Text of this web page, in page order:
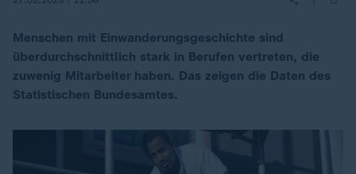
Menschen mit Einwanderungsgeschichte sind
überdurchschnittlich stark in Berufen vertreten, die
zuwenig Mitarbeiter haben. Das zeigen die Daten des
Statistischen Bundesamtes.